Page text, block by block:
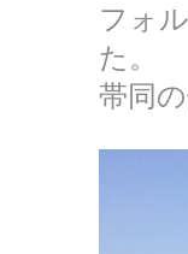
フォ
た。
帯同